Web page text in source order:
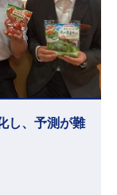
し、予測が難